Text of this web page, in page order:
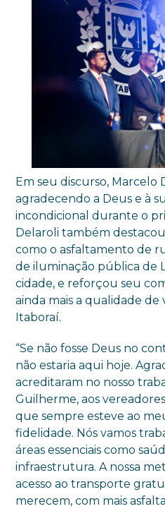
Em seu discurso, Marcelo
agradecendo a Deus e à
incondicional durante o
Delaroli também
como o asfaltamento de
de iluminação pública de
cidade, e reforçou seu
ainda mais a qualidade de
Itaboraí.
“Se não fosse Deus no
não estaria aqui hoje.
acreditaram no nosso
Guilherme, aos
que sempre esteve ao
fidelidade. Nós vamos
áreas essenciais como
infraestrutura. A nossa
acesso ao transporte
merecem, com mais